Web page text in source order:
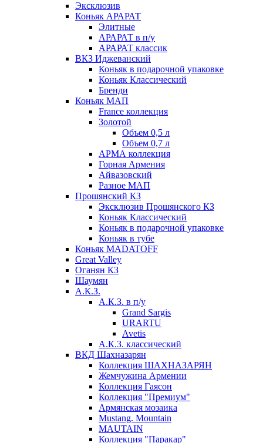
Эксклюзив
Коньяк АРАРАТ
Элитные
АРАРАТ в п/у
АРАРАТ классик
ВКЗ Иджеванский
Коньяк в подарочной упаковке
Коньяк Классический
Бренди
Коньяк МАП
France коллекция
Золотой
Объем 0,5 л
Объем 0,7 л
АРМА коллекция
Горная Армения
Айвазовский
Разное МАП
Прошянский КЗ
Эксклюзив Прошянского КЗ
Коньяк Классический
Коньяк в подарочной упаковке
Коньяк в тубе
Коньяк MADATOFF
Great Valley
Оганян КЗ
Шаумян
А.К.З.
А.К.З. в п/у
Grand Sargis
URARTU
Avetis
А.К.З. классический
ВКД Шахназарян
Коллекция ШАХНАЗАРЯН
Жемчужина Армении
Коллекция Гаясон
Коллекция "Премиум"
Армянская мозаика
Mustang. Mountain
MAUTAIN
Коллекция "Паракар"